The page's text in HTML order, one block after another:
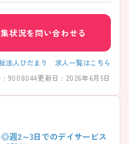
状況を問い合わせる
法人ひだまり 求人一覧はこちら
: 9008044更新日 : 2026年6月5日
◎週2～3日でのデイサービス